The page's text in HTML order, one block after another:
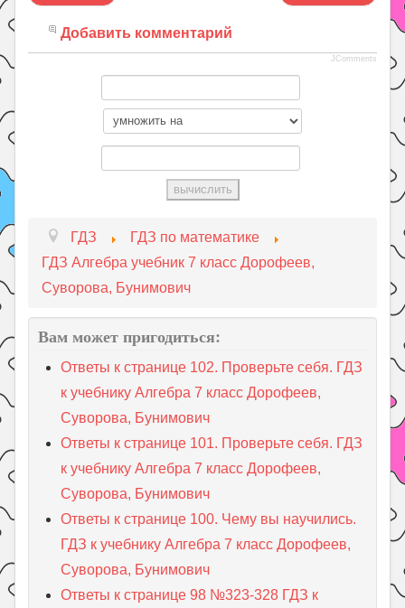
Добавить комментарий
JComments
ГДЗ
ГДЗ по математике
ГДЗ Алгебра учебник 7 класс Дорофеев,
Суворова, Бунимович
Вам может пригодиться:
Ответы к странице 102. Проверьте себя. ГДЗ
к учебнику Алгебра 7 класс Дорофеев,
Суворова, Бунимович
Ответы к странице 101. Проверьте себя. ГДЗ
к учебнику Алгебра 7 класс Дорофеев,
Суворова, Бунимович
Ответы к странице 100. Чему вы научились.
ГДЗ к учебнику Алгебра 7 класс Дорофеев,
Суворова, Бунимович
Ответы к странице 98 №323-328 ГДЗ к